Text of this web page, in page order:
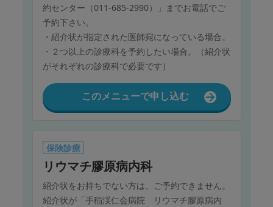
約センター（011-685-2990）」までお電話でご
予約下さい。
・紹介状が指定された医師宛になっている場合。
・２つ以上の診療科を予約したい場合。（紹介状
がそれぞれの診療科で必要です）
このメニューで申し込む
保険診療
リウマチ膠原病内科
紹介状をお持ちでない方は、ご予約できません。
紹介状が「手稲渓仁会病院 リウマチ膠原病内